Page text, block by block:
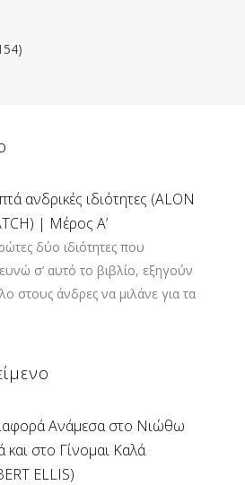
ανδρικές ιδιότητες (ALON
| Μέρος Α’
δύο ιδιότητες που
σ’ αυτό το βιβλίο, εξηγούν
στους άνδρες να μιλάνε για τα
Ανάμεσα στο Νιώθω
και στο Γίνομαι Καλά
ELLIS)